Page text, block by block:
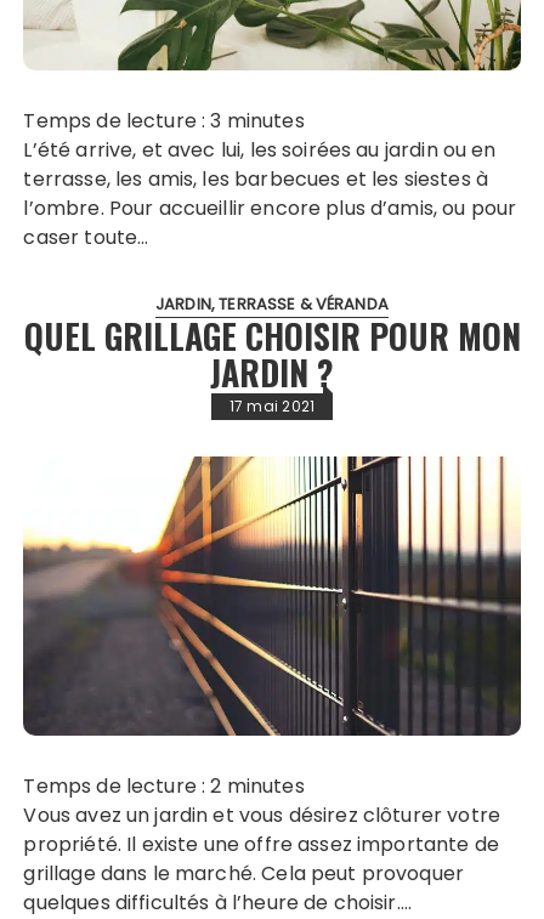
Temps de lecture :3 minutes
L’été arrive, et avec lui, les soirées au jardin ou en
terrasse, les amis, les barbecues et les siestes à
l’ombre. Pour accueillir encore plus d’amis, ou pour
caser toute…
JARDIN, TERRASSE & VÉRANDA
QUEL GRILLAGE CHOISIR POUR MON
JARDIN ?
17 mai 2021
Temps de lecture :2 minutes
Vous avez un jardin et vous désirez clôturer votre
propriété. Il existe une offre assez importante de
grillage dans le marché. Cela peut provoquer
quelques difficultés à l’heure de choisir….